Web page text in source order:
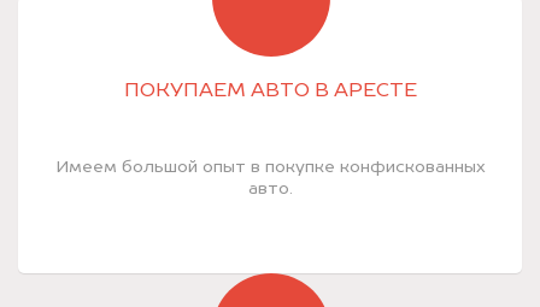
ПОКУПАЕМ АВТО В АРЕСТЕ
Имеем большой опыт в покупке конфискованных
авто.